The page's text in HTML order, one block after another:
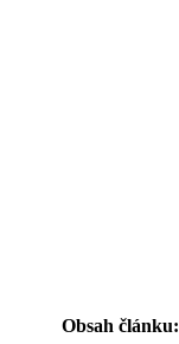
Obsah článku: